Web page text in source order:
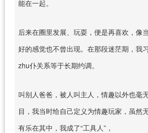
能在一起。
后来在圈里发展、玩耍，便是再喜欢，像
好的感觉也不曾出现。在那段迷茫期，我
zhu仆关系等于长期约调。
叫别人爸爸，被人叫主人，情趣以外也毫
目，我当时给自己定义为情趣玩家，虽然
有乐在其中，我成了“工具人”，